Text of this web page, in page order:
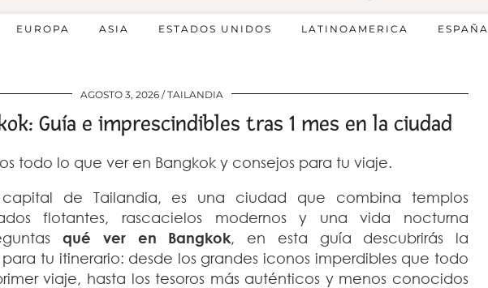
EUROPA ASIA ESTADOS UNIDOS LATINOAMERICA ESPAÑA
AGOSTO 3, 2026 TAILANDIA
Guía e imprescindibles tras 1 mes en la ciudad
todo lo que ver en Bangkok y consejos para tu viaje.
de Tailandia, es una ciudad que combina templos
flotantes, rascacielos modernos y una vida nocturna
qué ver en Bangkok, en esta guía descubrirás la
tu itinerario: desde los grandes iconos imperdibles que todo
viaje, hasta los tesoros más auténticos y menos conocidos